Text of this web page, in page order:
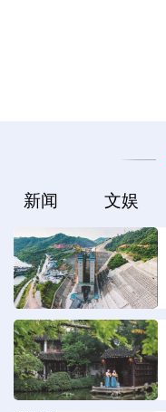
新闻 文娱